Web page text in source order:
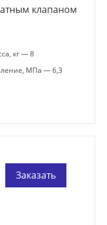
клапаном
кг — 8
МПа — 6,3
Заказать